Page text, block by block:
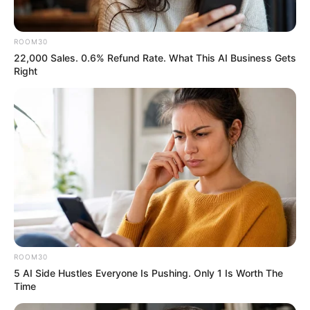
प्यार के जज्बात को शब्दों और कार्यों से व्यक्त करें। रोमांटिक जगहों पर उसे ले
जाकर उसकी
अपने रिश्ते को मजबूत करने के लिए प्रेमटिप्सका उपयोग करें।रोमांटिक सफलता
हासिल करें। इन छोटे-छोटे कदमों से आप अपनी गर्लफ्रेंड को तड़पा सकते हैं।
रिश्ता मजबूत
रिश्तों में सुनना एक कम आंका जाने वाला कौशल है।
जब वह बोलती है तो ध्यान से सुनें और सिर्फ़ अपनी बारी का इंतज़ार न करें।
सक्रिय रूप से सुनने का मतलब है उसकी भावनाओं को समझना, प्रासंगिक सवाल
पूछना और सहानुभूति दिखाना।
जब वह कुछ साझा करती है, तो उसकी आँखों में आँखें डालकर देखें, यह दिखाने के
ROOM30
22,000 Sales. 0.6% Refund Rate. What This AI Business Gets
Right
ROOM30
5 AI Side Hustles Everyone Is Pushing. Only 1 Is Worth The
Time